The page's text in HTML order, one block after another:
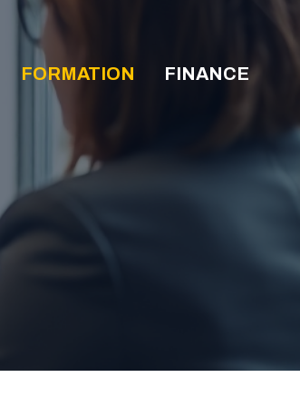
FORMATION FINANCE